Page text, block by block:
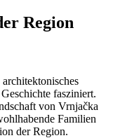
Region
fasziniert.
von Vrnjačka
Familien
der Region.